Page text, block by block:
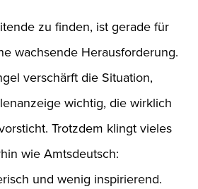
zu finden, ist gerade für
wachsende Herausforderung.
verschärft die Situation,
wichtig, die wirklich
Trotzdem klingt vieles
wie Amtsdeutsch:
und wenig inspirierend.